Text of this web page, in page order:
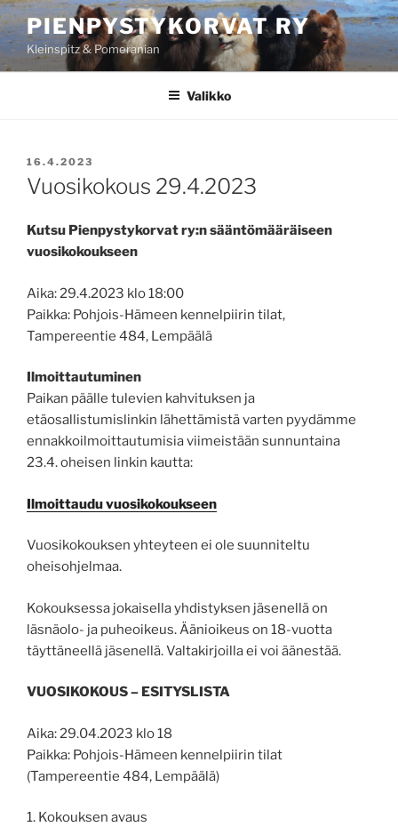
Siirry
sisältöönPIENPYSTYKORVAT RY
Kleinspitz & Pomeranian
Valikko
JULKAISTU
16.4.2023
Vuosikokous 29.4.2023
Kutsu Pienpystykorvat ry:n sääntömääräiseen
vuosikokoukseen
Aika: 29.4.2023 klo 18:00
Paikka: Pohjois-Hämeen kennelpiirin tilat,
Tampereentie 484, Lempäälä
Ilmoittautuminen
Paikan päälle tulevien kahvituksen ja
etäosallistumislinkin lähettämistä varten pyydämme
ennakkoilmoittautumisia viimeistään sunnuntaina
23.4. oheisen linkin kautta:
Ilmoittaudu vuosikokoukseen
Vuosikokouksen yhteyteen ei ole suunniteltu
oheisohjelmaa.
Kokouksessa jokaisella yhdistyksen jäsenellä on
läsnäolo- ja puheoikeus. Äänioikeus on 18-vuotta
täyttäneellä jäsenellä. Valtakirjoilla ei voi äänestää.
VUOSIKOKOUS – ESITYSLISTA
Aika: 29.04.2023 klo 18
Paikka: Pohjois-Hämeen kennelpiirin tilat
(Tampereentie 484, Lempäälä)
1. Kokouksen avaus